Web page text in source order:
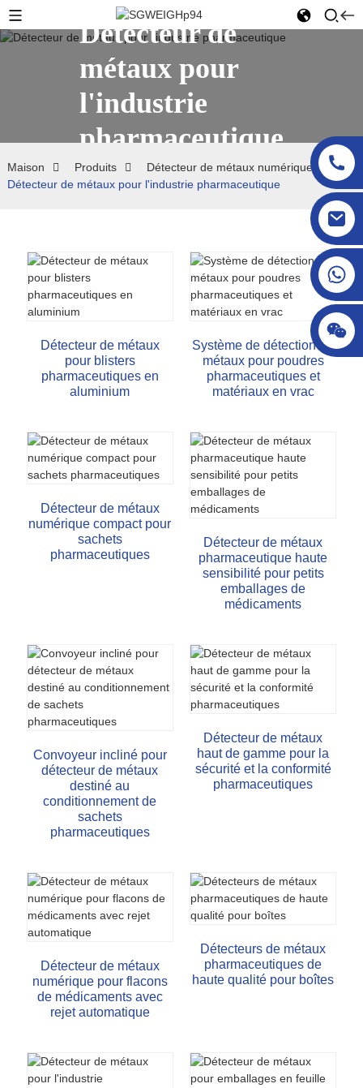
Détecteur de
métaux pour
l'industrie
pharmaceutique
Maison Produits
Détecteur de métaux numérique
Détecteur de métaux pour l'industrie pharmaceutique
Détecteur de métaux
pour blisters
pharmaceutiques en
aluminium
Système de détection de
métaux pour poudres
pharmaceutiques et
matériaux en vrac
Détecteur de métaux
numérique compact pour
sachets
pharmaceutiques
Détecteur de métaux
pharmaceutique haute
sensibilité pour petits
emballages de
médicaments
Convoyeur incliné pour
détecteur de métaux
destiné au
conditionnement de
sachets
pharmaceutiques
Détecteur de métaux
haut de gamme pour la
sécurité et la conformité
pharmaceutiques
Détecteur de métaux
numérique pour flacons
de médicaments avec
rejet automatique
Détecteurs de métaux
pharmaceutiques de
haute qualité pour boîtes